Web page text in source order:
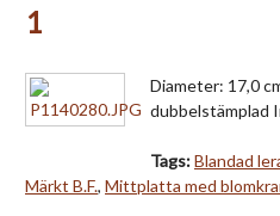
1
Diameter: 17,0
dubbelstämplad
Tags:Blandad
Märkt B.F., Mittplatta med